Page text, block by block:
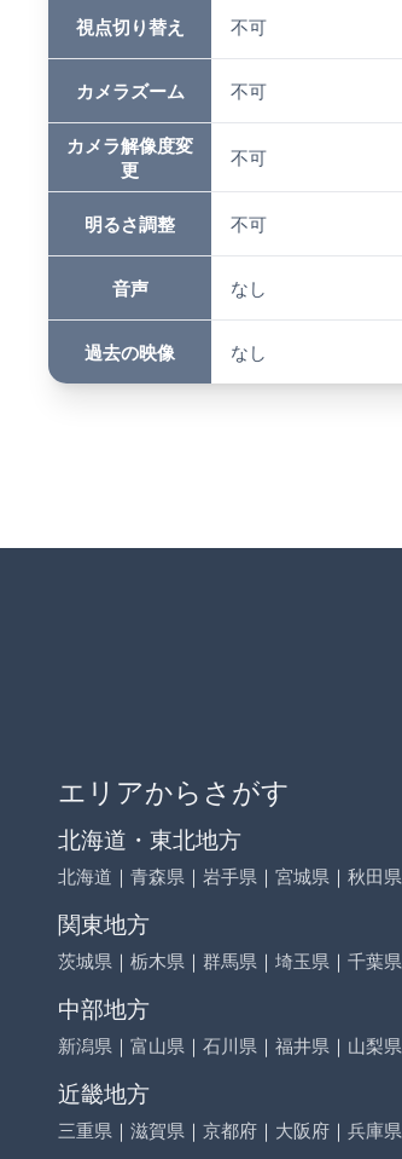
視点切り替え 不可
カメラズーム 不可
カメラ解像度変
更
不可
明るさ調整 不可
音声 なし
過去の映像 なし
エリアからさがす
北海道・東北地方
北海道 ｜ 青森県 ｜ 岩手県 ｜ 宮城県 ｜ 秋田県
関東地方
茨城県 ｜ 栃木県 ｜ 群馬県 ｜ 埼玉県 ｜ 千葉県
中部地方
新潟県 ｜ 富山県 ｜ 石川県 ｜ 福井県 ｜ 山梨県
近畿地方
三重県 ｜ 滋賀県 ｜ 京都府 ｜ 大阪府 ｜ 兵庫県